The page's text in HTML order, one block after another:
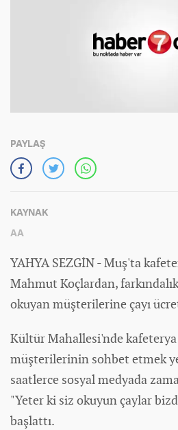
PAYLAŞ
KAYNAK
AA
YAHYA SEZGİN - Muş'ta
Mahmut Koçlardan,
okuyan müşterilerine çayı
Kültür Mahallesi'nde
müşterilerinin sohbet etmek
saatlerce sosyal medyada
"Yeter ki siz okuyun çaylar
başlattı.